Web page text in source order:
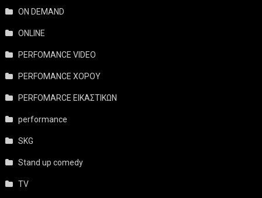
ON DEMAND
ONLINE
PERFOMANCE VIDEO
PERFOMANCE ΧΟΡΟΥ
PERFOMARCE ΕΙΚΑΣΤΙΚΩΝ
performance
SKG
Stand up comedy
TV